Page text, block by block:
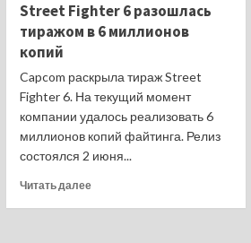
Street Fighter 6 разошлась
тиражом в 6 миллионов
копий
Capcom раскрыла тираж Street
Fighter 6. На текущий момент
компании удалось реализовать 6
миллионов копий файтинга. Релиз
состоялся 2 июня...
Читать далееПрочитать